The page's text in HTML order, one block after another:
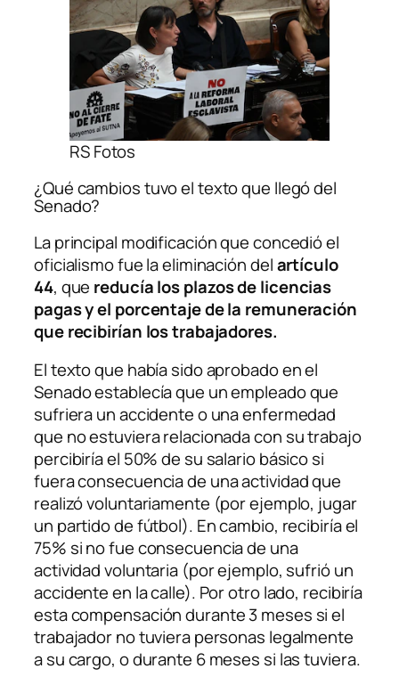
RS Fotos
¿Qué cambios tuvo el texto que llegó del
Senado?
La principal modificación que concedió el
oficialismo fue la eliminación delartículo
44, que reducía los plazos de licencias
pagas y el porcentaje de la remuneración
que recibirían los trabajadores.
El texto que había sido aprobado en el
Senado establecía que un empleado que
sufriera un accidente o una enfermedad
que no estuviera relacionada con su trabajo
percibiría el 50% de su salario básico si
fuera consecuencia de una actividad que
realizó voluntariamente (por ejemplo, jugar
un partido de fútbol). En cambio, recibiría el
75% si no fue consecuencia de una
actividad voluntaria (por ejemplo, sufrió un
accidente en la calle). Por otro lado, recibiría
esta compensación durante 3 meses si el
trabajador no tuviera personas legalmente
a su cargo, o durante 6 meses si las tuviera.